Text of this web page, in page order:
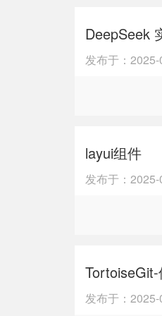
DeepSeek
发布于：
layui组件
发布于：
TortoiseGit-
发布于：